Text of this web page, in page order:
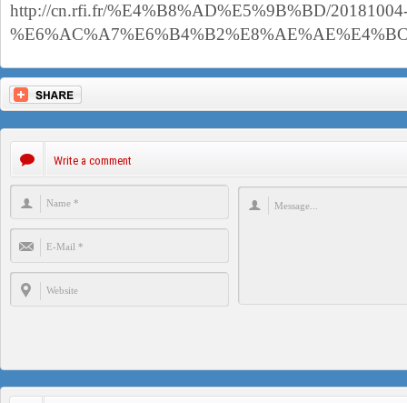
http://cn.rfi.fr/%E4%B8%AD%E5%9B%BD/
Write a comment